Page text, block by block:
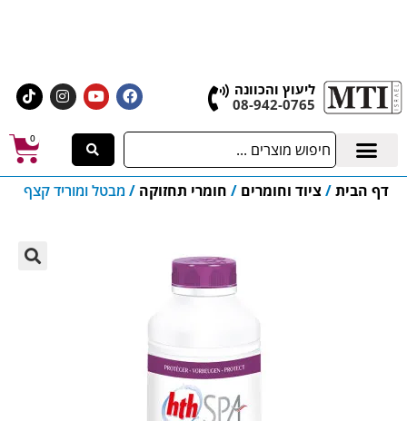
ליעוץ והכוונה
08-942-0765
0
דף הבית/ ציוד וחומרים / חומרי תחזוקה / מבטל ומוריד קצף